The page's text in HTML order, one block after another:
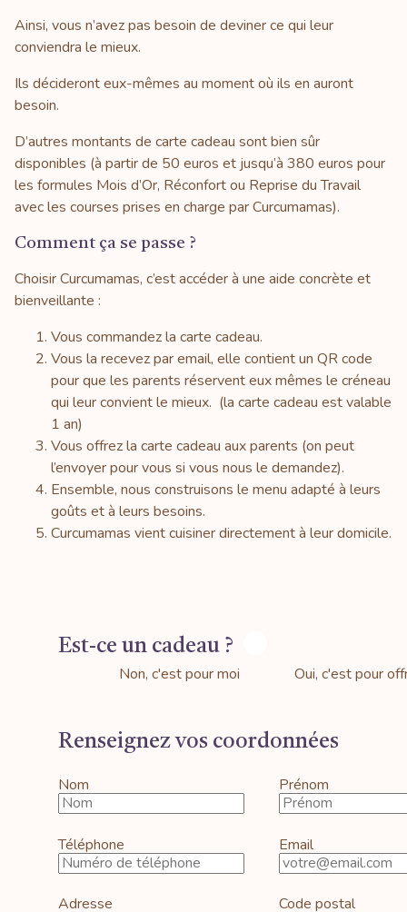
Ainsi, vous n’avez pas besoin de deviner ce qui leur
conviendra le mieux.
Ils décideront eux-mêmes au moment où ils en auront
besoin.
D’autres montants de carte cadeau sont bien sûr
disponibles (à partir de 50 euros et jusqu’à 380 euros pour
les formules Mois d’Or, Réconfort ou Reprise du Travail
avec les courses prises en charge par Curcumamas).
Comment ça se passe ?
Choisir Curcumamas, c’est accéder à une aide concrète et
bienveillante :
Vous commandez la carte cadeau.
Vous la recevez par email, elle contient un QR code
pour que les parents réservent eux mêmes le créneau
qui leur convient le mieux. (la carte cadeau est valable
1 an)
Vous offrez la carte cadeau aux parents (on peut
l’envoyer pour vous si vous nous le demandez).
Ensemble, nous construisons le menu adapté à leurs
goûts et à leurs besoins.
Curcumamas vient cuisiner directement à leur domicile.
Est-ce un cadeau ?
Non, c'est pour moi Oui, c'est pour
Renseignez vos coordonnées
Nom Prénom
Téléphone Email
Adresse Code postal